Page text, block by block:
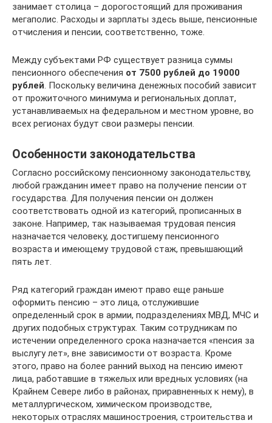
занимает столица – дорогостоящий для проживания
мегаполис. Расходы и зарплаты здесь выше, пенсионные
отчисления и пенсии, соответственно, тоже.
Между субъектами РФ существует разница суммы
пенсионного обеспечения от 7500 рублей до 19000
рублей. Поскольку величина денежных пособий зависит
от прожиточного минимума и региональных доплат,
устанавливаемых на федеральном и местном уровне, во
всех регионах будут свои размеры пенсии.
Особенности законодательства
Согласно российскому пенсионному законодательству,
любой гражданин имеет право на получение пенсии от
государства. Для получения пенсии он должен
соответствовать одной из категорий, прописанных в
законе. Например, так называемая трудовая пенсия
назначается человеку, достигшему пенсионного
возраста и имеющему трудовой стаж, превышающий
пять лет.
Ряд категорий граждан имеют право еще раньше
оформить пенсию – это лица, отслужившие
определенный срок в армии, подразделениях МВД, МЧС и
других подобных структурах. Таким сотрудникам по
истечении определенного срока назначается «пенсия за
выслугу лет», вне зависимости от возраста. Кроме
этого, право на более ранний выход на пенсию имеют
лица, работавшие в тяжелых или вредных условиях (на
Крайнем Севере либо в районах, приравненных к нему), в
металлургическом, химическом производстве,
некоторых отраслях машиностроения, строительства и